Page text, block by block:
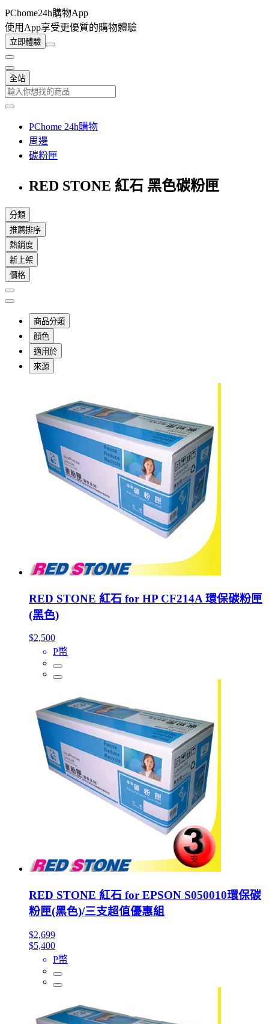
PChome24h購物App
使用App享受更優質的購物體驗
立即體驗
全站
PChome 24h購物
周邊
碳粉匣
RED STONE 紅石 黑色碳粉匣
分類
推薦排序
熱銷度
新上架
價格
商品分類
顏色
適用於
來源
RED STONE 紅石 for HP CF214A 環保碳粉匣
(黑色)
$2,500
P幣
RED STONE 紅石 for EPSON S050010環保碳
粉匣(黑色)/三支超值優惠組
$2,699
$5,400
P幣